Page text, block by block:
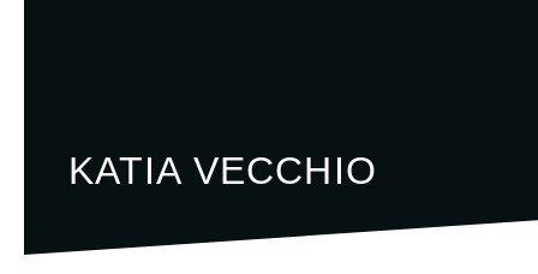
KATIA VECCHIO